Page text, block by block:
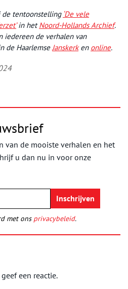
de tentoonstelling ‘De vele
in hetNoord-Hollands Archief.
iedereen de verhalen van
de Haarlemse Janskerken online.
van de mooiste verhalen en het
u dan nu in voor onze
met ons privacybeleid.
een reactie.